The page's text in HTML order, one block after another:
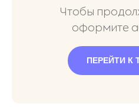
Чтобы
оформите
ПЕРЕЙТИ К